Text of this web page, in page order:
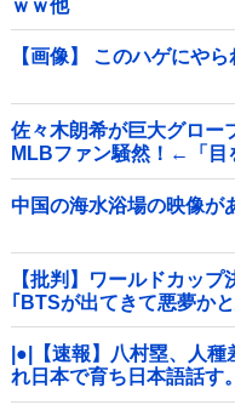
ｗｗ他
【画像】 このハゲにや
佐々木朗希が巨大グロー
MLBファン騒然！←「目
中国の海水浴場の映像が
【批判】ワールドカッ
｢BTSが出てきて悪夢か
|●|【速報】八村塁、人
れ日本で育ち日本語話す
日本人であるプライドが